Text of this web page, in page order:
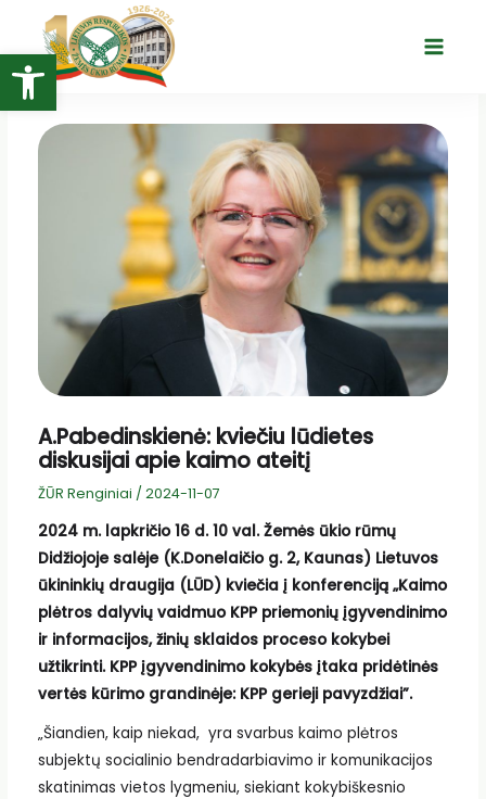
Open toolbar
turinio
Main
A.Pabedinskienė: kviečiu lūdietes
diskusijai apie kaimo ateitį
ŽŪR Renginiai / 2024-11-07
2024 m. lapkričio 16 d. 10 val. Žemės ūkio rūmų
Didžiojoje salėje (K.Donelaičio g. 2, Kaunas) Lietuvos
ūkininkių draugija (LŪD) kviečia į konferenciją „Kaimo
plėtros dalyvių vaidmuo KPP priemonių įgyvendinimo
ir informacijos, žinių sklaidos proceso kokybei
užtikrinti. KPP įgyvendinimo kokybės įtaka pridėtinės
vertės kūrimo grandinėje: KPP gerieji pavyzdžiai”.
„Šiandien, kaip niekad, yra svarbus kaimo plėtros
subjektų socialinio bendradarbiavimo ir komunikacijos
skatinimas vietos lygmeniu, siekiant kokybiškesnio